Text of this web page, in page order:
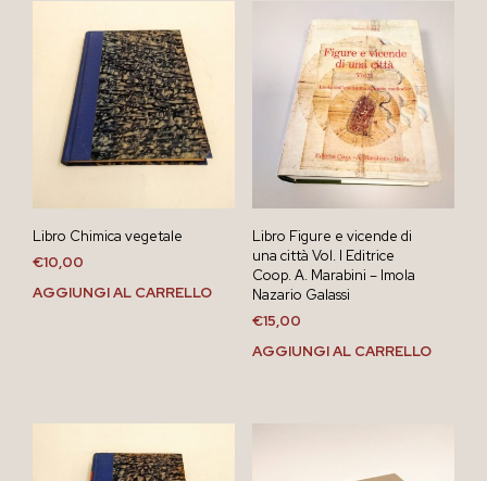
Libro Chimica vegetale
€10,00
AGGIUNGI AL CARRELLO
Libro Figure e vicende di
una città Vol. I Editrice
Coop. A. Marabini – Imola
Nazario Galassi
€15,00
AGGIUNGI AL CARRELLO